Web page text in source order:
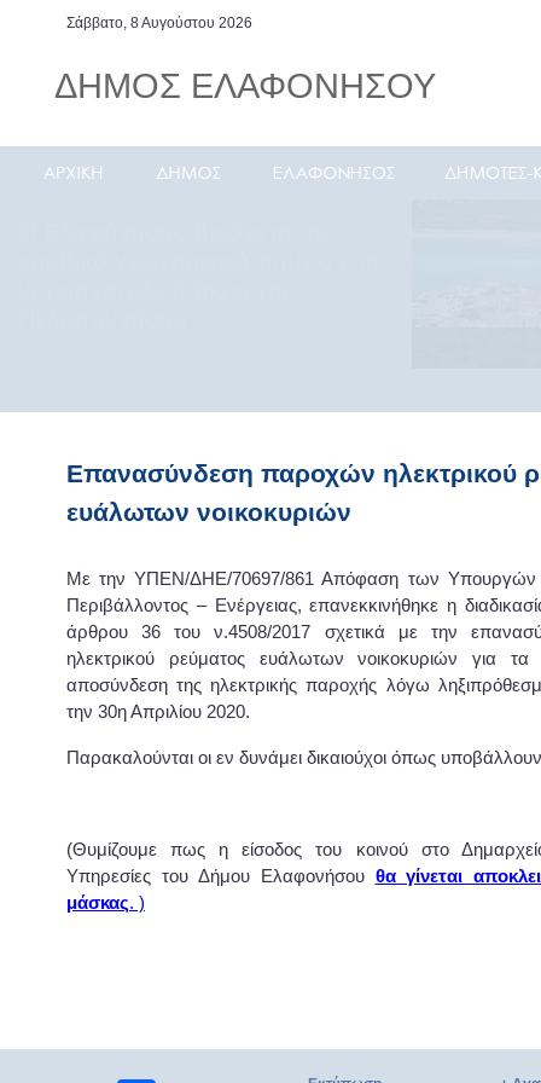
Σάββατο, 8 Αυγούστου 2026
ΔΗΜΟΣ ΕΛΑΦΟΝΗΣΟΥ
Eπανασύνδεση παροχών ηλεκτρικού
ευάλωτων νοικοκυριών
Με την ΥΠΕΝ/ΔΗΕ/70697/861 Απόφαση των Υπουργών
Περιβάλλοντος – Ενέργειας, επανεκκινήθηκε η
άρθρου 36 του ν.4508/2017 σχετικά με την
ηλεκτρικού ρεύματος ευάλωτων νοικοκυριών για τα
αποσύνδεση της ηλεκτρικής παροχής λόγω
την 30η Απριλίου 2020.
Παρακαλούνται οι εν δυνάμει δικαιούχοι όπως
(Θυμίζουμε πως η είσοδος του κοινού στο
Υπηρεσίες του Δήμου Ελαφονήσου θα γίνεται
μάσκας. )